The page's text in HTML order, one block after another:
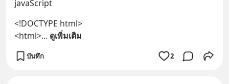
javaScript
<!DOCTYPE html>
<html>... ดูเพิ่มเติม
บันทึก 2